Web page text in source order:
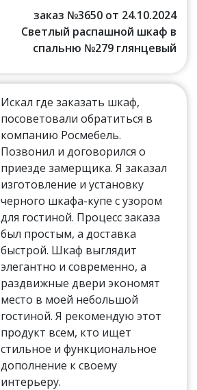
заказ №3650 от 24.10.2024
Светлый распашной шкаф в
спальню №279 глянцевый
Искал где заказать шкаф,
посоветовали обратиться в
компанию Росмебель.
Позвонил и договорился о
приезде замерщика. Я заказал
изготовление и установку
черного шкафа-купе с узором
для гостиной. Процесс заказа
был простым, а доставка
быстрой. Шкаф выглядит
элегантно и современно, а
раздвижные двери экономят
место в моей небольшой
гостиной. Я рекомендую этот
продукт всем, кто ищет
стильное и функциональное
дополнение к своему
интерьеру.